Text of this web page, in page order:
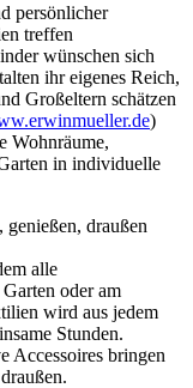
persönlicher
treffen
wünschen sich
ihr eigenes Reich,
Großeltern schätzen
)
Wohnräume,
in individuelle
draußen
alle
oder am
wird aus jedem
Stunden.
Accessoires bringen